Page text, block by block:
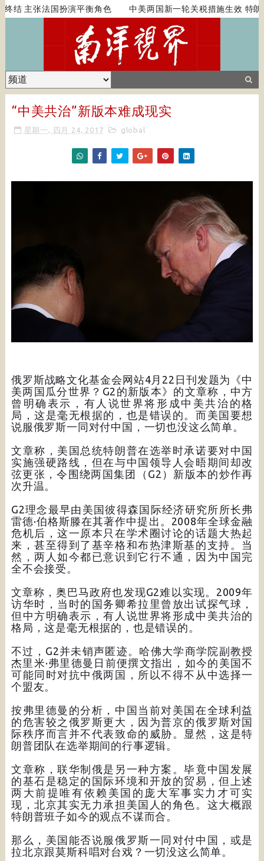
结 主张法国扮演平衡角色 中美两国新一轮关税措施生效 特朗
“中美共治”新版本难成现实
星期一, 四月 24, 2017 global
俄罗斯战略文化基金会网站4月22日刊发题为《中
美两国瓜分世界？G2的新版本》的文章称，中方
曾明确表示，有人说世界将形成中美共治的格
局，这是毫无根据的，也是错误的。而美国要想
说服俄罗斯一同对付中国，一切也没这么简单。
文章称，美国总统特朗普在选举时承诺要对中国
实施强硬路线，但在与中国领导人会晤期间却改
弦更张，令围绕两国集团（G2）新版本的炒作再
次升温。
G2理念最早由美国彼得森国际经济研究所所长弗
雷德·伯格斯滕在其著作中提出。2008年全球金融
危机后，这一原本只在学术圈讨论的话题大热起
来，甚至得到了基辛格和布热津斯基的支持。当
然，两人如今都已意识到它行不通，因为中国完
全不会接受。
文章称，奥巴马政府也发现G2难以实现。2009年
访华时，当时的国务卿希拉里曾放出试探气球，
但中方明确表示，有人说世界将形成中美共治的
格局，这是毫无根据的，也是错误的。
不过，G2并未销声匿迹。哈佛大学商学院副教授
杰里米·弗里德曼日前便撰文指出，如今的美国不
可能同时对抗中俄两国，所以不得不从中选择一
个盟友。
按弗里德曼的分析，中国当前对美国在全球利益
的危害较之俄罗斯更大，因为普京的俄罗斯对国
际秩序而言并不代表致命的威胁。显然，这是特
朗普团队在选举期间的行事逻辑。
文章称，联华制俄是另一种方案。毕竟中国发展
的基石是稳定的国际环境和开放的贸易，但上述
两大前提唯有依赖美国的庞大军事实力才可实
现，北京其实无力承担美国人的角色。这大概跟
特朗普班子如今的观点不谋而合。
那么，美国能否说服俄罗斯一同对付中国，或是
拉北京跟莫斯科唱对台戏？一切没这么简单。